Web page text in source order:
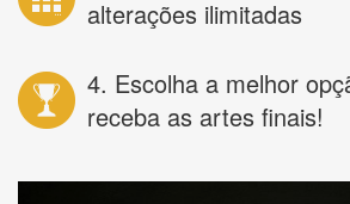
alterações ilimitadas
4. Escolha a melhor
receba as artes finais!